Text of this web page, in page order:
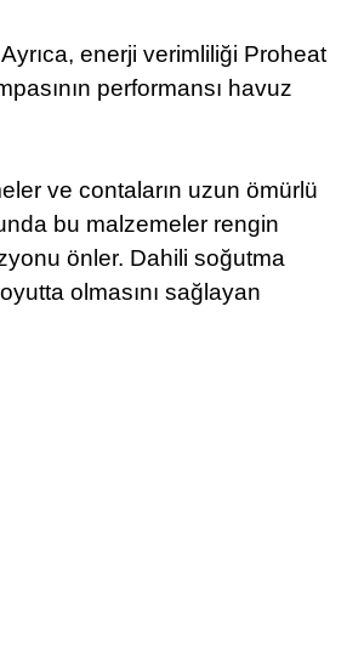
enerji verimliliği Proheat
performansı havuz
ve contaların uzun ömürlü
bu malzemeler rengin
önler. Dahili soğutma
olmasını sağlayan